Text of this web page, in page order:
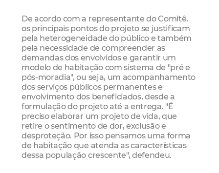
De acordo com a representante do Comitê,
os principais pontos do projeto se justificam
pela heterogeneidade do público e também
pela necessidade de compreender as
demandas dos envolvidos e garantir um
modelo de habitação com sistema de "pré e
pós-moradia", ou seja, um acompanhamento
dos serviços públicos permanentes e
envolvimento dos beneficiados, desde a
formulação do projeto até a entrega. "É
preciso elaborar um projeto de vida, que
retire o sentimento de dor, exclusão e
desproteção. Por isso pensamos uma forma
de habitação que atenda as características
dessa população crescente", defendeu.